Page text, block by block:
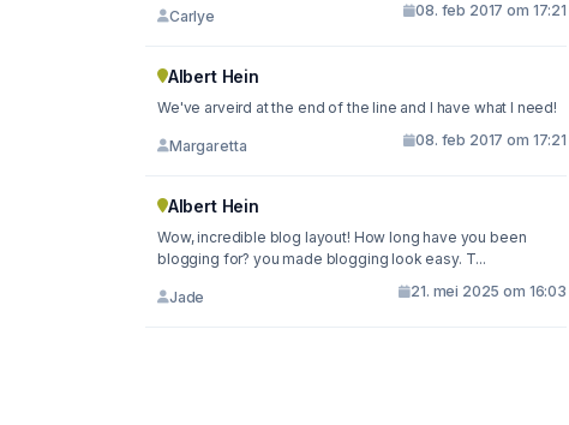
Carlye 08. feb 2017 om 17:21
Albert Hein
We've arveird at the end of the line and I have what I need!
Margaretta 08. feb 2017 om 17:21
Albert Hein
Wow, incredible blog layout! How long have you been
blogging for? you made blogging look easy. T...
Jade 21. mei 2025 om 16:03